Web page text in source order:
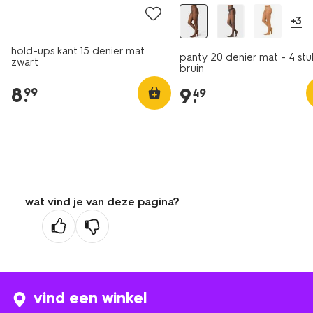
hold-ups kant 15 denier mat
zwart
8.
99
+3
panty 20 denier mat - 4
bruin
9.
49
wat vind je van deze pagina?
vind een winkel